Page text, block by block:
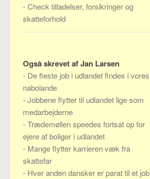
-Check tilladelser, forsikringer og
skatteforhold
Også skrevet af Jan Larsen
- De fleste job i udlandet findes i vores
nabolande
-Jobbene flytter til udlandet lige som
medarbejderne
-Trædemøllen speedes fortsat op for
ejere af boliger i udlandet
- Mange flytter karrieren væk fra
skattefar
- Hver anden dansker er parat til et job